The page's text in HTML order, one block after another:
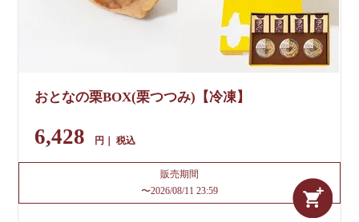
おとなの栗BOX(栗つつみ)【冷凍】
6,428 税込
販売期間
〜2026/08/11 23:59